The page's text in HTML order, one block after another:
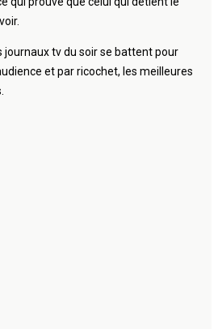
journaux tv du soir se battent pour
et par ricochet, les meilleures